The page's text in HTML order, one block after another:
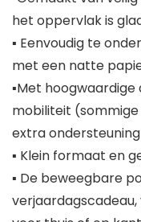
het oppervlak is
▪ Eenvoudig te
met een natte
▪Met hoogwaardige
mobiliteit
extra
▪ Klein formaat en
▪ De beweegbare